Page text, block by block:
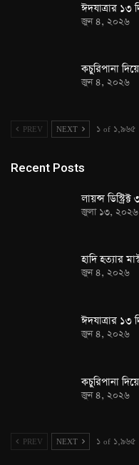
ঈদযাত্রার ১৩
জুন ৪, ২০২৬
কচুরিপানা
জুন ৪, ২০২৬
PREV NEXT ১ of ১,৯৬৫
Recent Posts
লায়ন্স
জুলা ১৩, ২০২৬
হাদি হত্যার
জুন ৪, ২০২৬
ঈদযাত্রার ১৩
জুন ৪, ২০২৬
কচুরিপানা
জুন ৪, ২০২৬
PREV NEXT ১ of ১,৯৬৫